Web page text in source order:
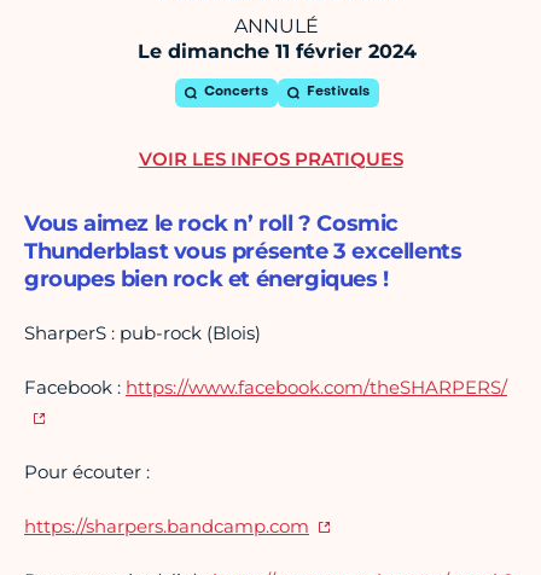
ANNULÉ
Le dimanche 11 février 2024
Concerts Festivals
Vous aimez le rock n’ roll ? Cosmic
Thunderblast vous présente 3 excellents
groupes bien rock et énergiques !
SharperS : pub-rock (Blois)
Facebook : https://www.facebook.com/theSHARPERS/
Pour écouter :
https://sharpers.bandcamp.com
VOIR LES INFOS PRATIQUES